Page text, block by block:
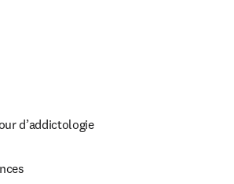
d’addictologie